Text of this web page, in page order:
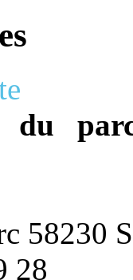
du
58230
28